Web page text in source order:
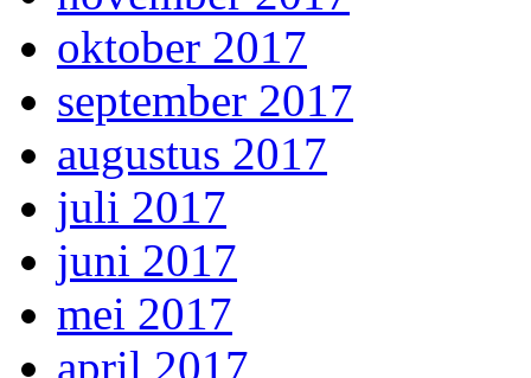
oktober 2017
september 2017
augustus 2017
juli 2017
juni 2017
mei 2017
april 2017